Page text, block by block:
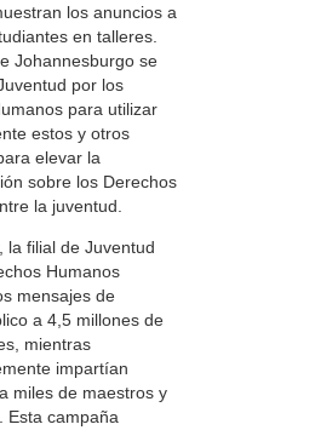
los anuncios a
en talleres.
Johannesburgo se
por los
para utilizar
estos y otros
elevar la
sobre los Derechos
la juventud.
la filial de Juventud
Humanos
mensajes de
a 4,5 millones de
mientras
impartían
miles de maestros y
Esta campaña